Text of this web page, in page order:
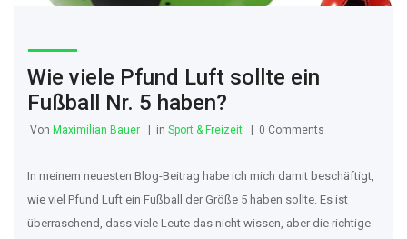
Wie viele Pfund Luft sollte ein
Fußball Nr. 5 haben?
Von Maximilian Bauer in Sport & Freizeit 0 Comments
In meinem neuesten Blog-Beitrag habe ich mich damit beschäftigt,
wie viel Pfund Luft ein Fußball der Größe 5 haben sollte. Es ist
überraschend, dass viele Leute das nicht wissen, aber die richtige